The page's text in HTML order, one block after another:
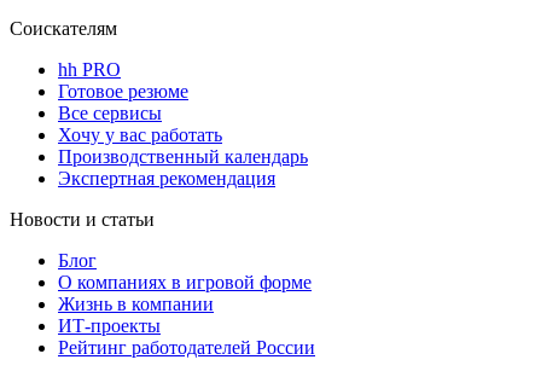
Соискателям
hh PRO
Готовое резюме
Все сервисы
Хочу у вас работать
Производственный календарь
Экспертная рекомендация
Новости и статьи
Блог
О компаниях в игровой форме
Жизнь в компании
ИТ-проекты
Рейтинг работодателей России